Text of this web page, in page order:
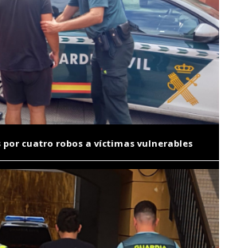
por cuatro robos a víctimas vulnerables